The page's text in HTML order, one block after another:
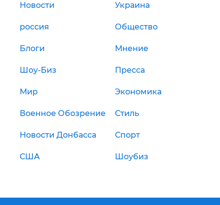
Новости Украина
россия Общество
Блоги Мнение
Шоу-Биз Пресса
Мир Экономика
Военное Обозрение Стиль
Новости Донбасса Спорт
США Шоубиз